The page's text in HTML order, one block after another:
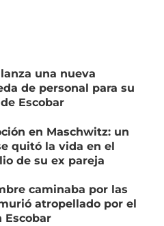
una nueva
de personal para su
Escobar
en Maschwitz: un
quitó la vida en el
de su ex pareja
caminaba por las
atropellado por el
Escobar